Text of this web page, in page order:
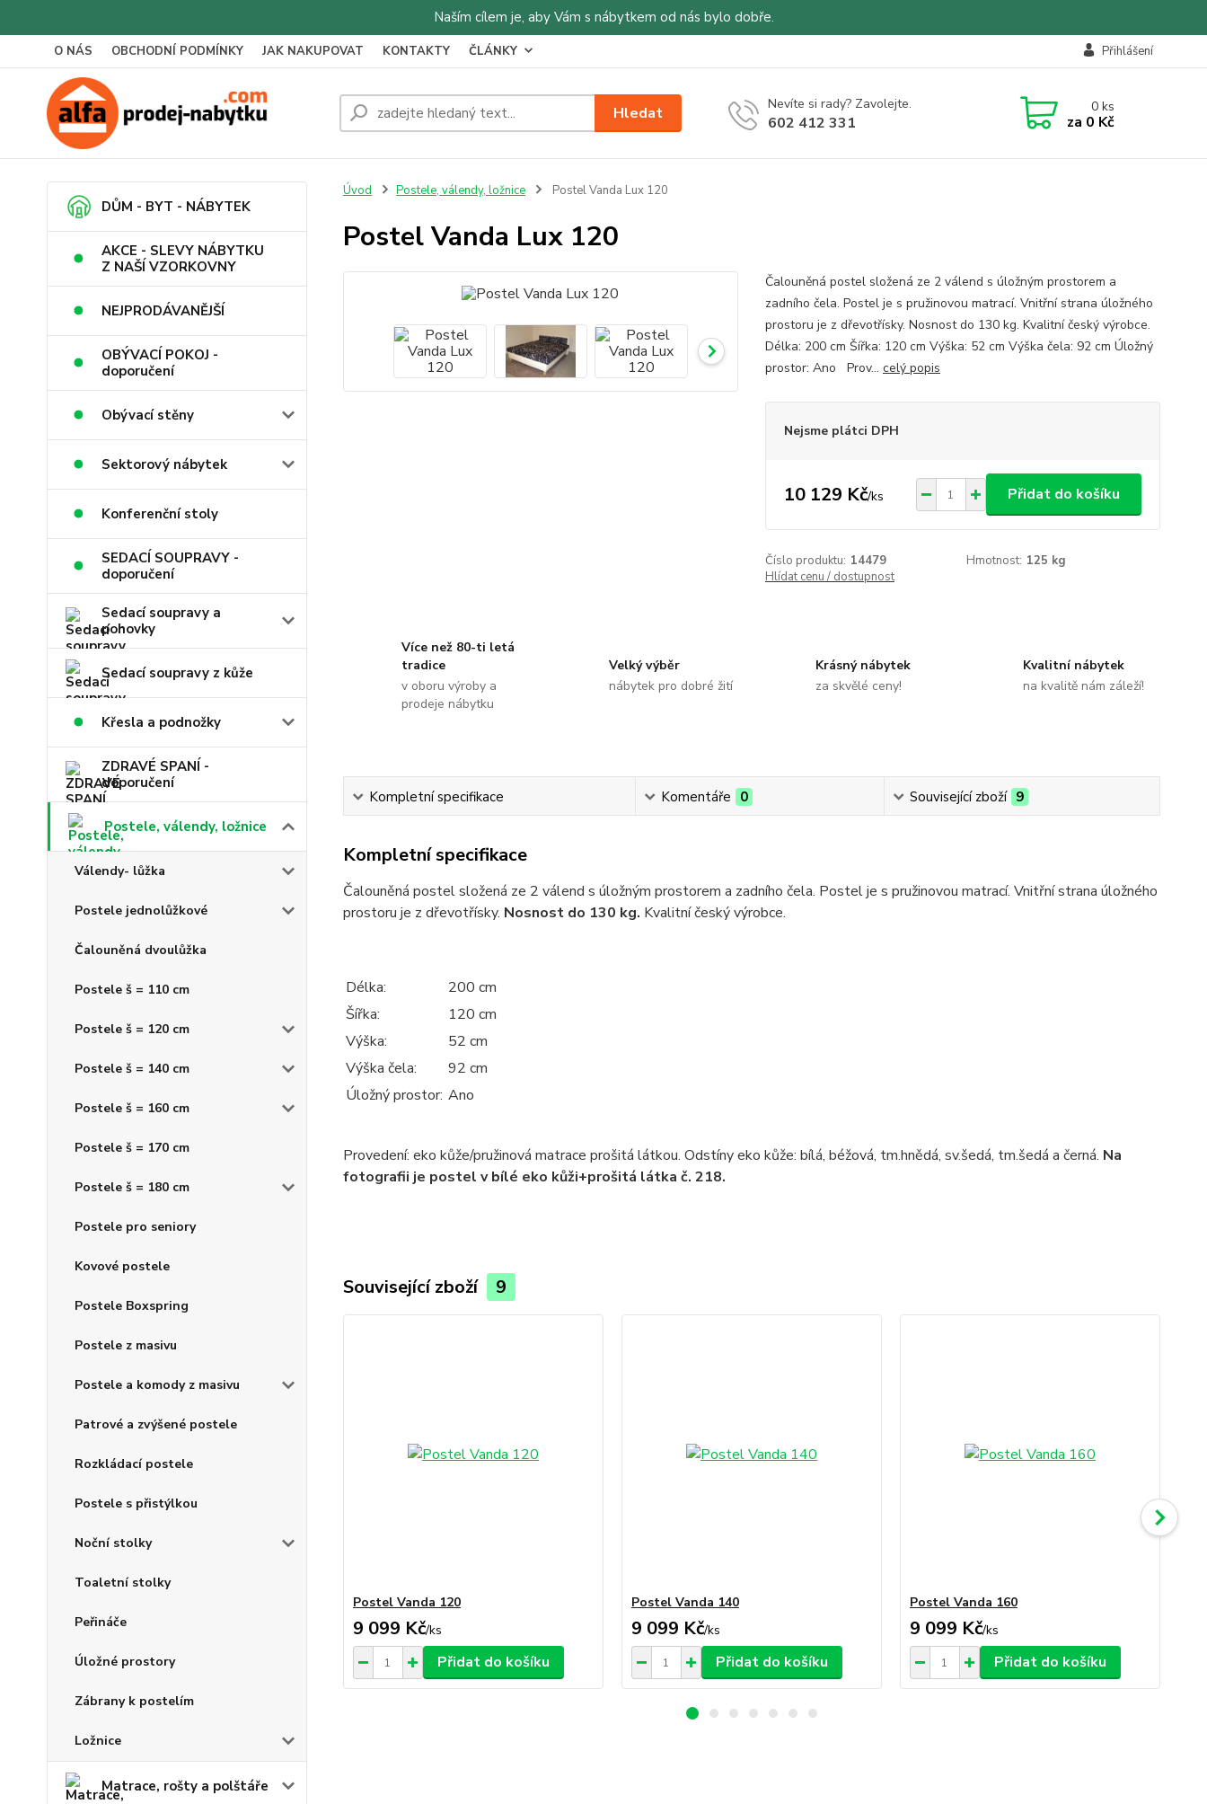
Naším cílem je, aby Vám s nábytkem od nás bylo dobře.
O NÁS OBCHODNÍ PODMÍNKY JAK NAKUPOVAT KONTAKTY ČLÁNKY Přihlášení
Hledat Nevíte si rady? Zavolejte.
602 412 331
0ks
za 0 Kč
DŮM - BYT - NÁBYTEK
AKCE - SLEVY NÁBYTKU
Z NAŠÍ VZORKOVNY
NEJPRODÁVANĚJŠÍ
OBÝVACÍ POKOJ -
doporučení
Obývací stěny
Sektorový nábytek
Konferenční stoly
SEDACÍ SOUPRAVY -
doporučení
Sedací soupravy a
pohovky
Sedací soupravy z kůže
Křesla a podnožky
ZDRAVÉ SPANÍ -
doporučení
Postele, válendy, ložnice
Válendy- lůžka
Postele jednolůžkové
Čalouněná dvoulůžka
Postele š = 110 cm
Postele š = 120 cm
Postele š = 140 cm
Postele š = 160 cm
Postele š = 170 cm
Postele š = 180 cm
Postele pro seniory
Kovové postele
Postele Boxspring
Postele z masivu
Postele a komody z masivu
Patrové a zvýšené postele
Rozkládací postele
Postele s přistýlkou
Noční stolky
Toaletní stolky
Peřináče
Úložné prostory
Zábrany k postelím
Ložnice
Matrace, rošty a polštáře
Úvod Postele, válendy, ložnice Postel Vanda Lux 120
Postel Vanda Lux 120
Čalouněná postel složená ze 2 válend s úložným prostorem a
zadního čela. Postel je s pružinovou matrací. Vnitřní strana úložného
prostoru je z dřevotřísky. Nosnost do 130 kg. Kvalitní český výrobce.
Délka: 200 cm Šířka: 120 cm Výška: 52 cm Výška čela: 92 cm Úložný
prostor: Ano Prov... celý popis
Nejsme plátci DPH
10 129 Kč/ks Přidat do košíku
Číslo produktu: 14479 Hmotnost: 125 kg
Hlídat cenu / dostupnost
Více než 80-ti letá
tradice
v oboru výroby a
prodeje nábytku
Velký výběr
nábytek pro dobré žití
Krásný nábytek
za skvělé ceny!
Kvalitní nábytek
na kvalitě nám záleží!
Kompletní specifikace Komentáře 0 Související zboží 9
Kompletní specifikace
Čalouněná postel složená ze 2 válend s úložným prostorem a zadního čela. Postel je s pružinovou matrací. Vnitřní strana úložného
prostoru je z dřevotřísky. Nosnost do 130 kg. Kvalitní český výrobce.
Délka:
200 cm
Šířka:
120 cm
Výška:
52 cm
Výška čela:
92 cm
Úložný prostor: Ano
Provedení: eko kůže/pružinová matrace prošitá látkou. Odstíny eko kůže: bílá, béžová, tm.hnědá, sv.šedá, tm.šedá a černá. Na
fotografii je postel v bílé eko kůži+prošitá látka č. 218.
Související zboží 9
Postel Vanda 120
9 099 Kč/ks
Přidat do košíku
Postel Vanda 140
9 099 Kč/ks
Přidat do košíku
Postel Vanda 160
9 099 Kč/ks
Přidat do košíku